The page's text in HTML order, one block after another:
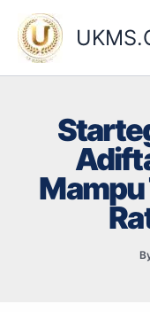
content
Mampu